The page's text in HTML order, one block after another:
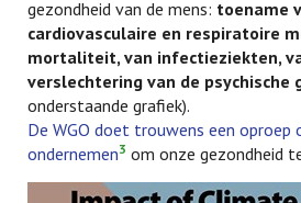
gezondheid van de mens: toename
cardiovasculaire en respiratoire
mortaliteit, van infectieziekten,
verslechtering van de psychische
onderstaande grafiek).
De WGO doet trouwens een oproep
ondernemen3 om onze gezondheid